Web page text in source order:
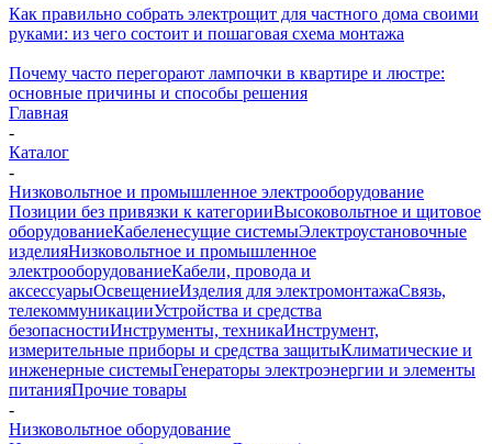
Как правильно собрать электрощит для частного дома своими
руками: из чего состоит и пошаговая схема монтажа
Почему часто перегорают лампочки в квартире и люстре:
основные причины и способы решения
Главная
-
Каталог
-
Низковольтное и промышленное электрооборудование
Позиции без привязки к категорииВысоковольтное и щитовое
оборудованиеКабеленесущие системыЭлектроустановочные
изделияНизковольтное и промышленное
электрооборудованиеКабели, провода и
аксессуарыОсвещениеИзделия для электромонтажаСвязь,
телекоммуникацииУстройства и средства
безопасностиИнструменты, техникаИнструмент,
измерительные приборы и средства защитыКлиматические и
инженерные системыГенераторы электроэнергии и элементы
питанияПрочие товары
-
Низковольтное оборудование